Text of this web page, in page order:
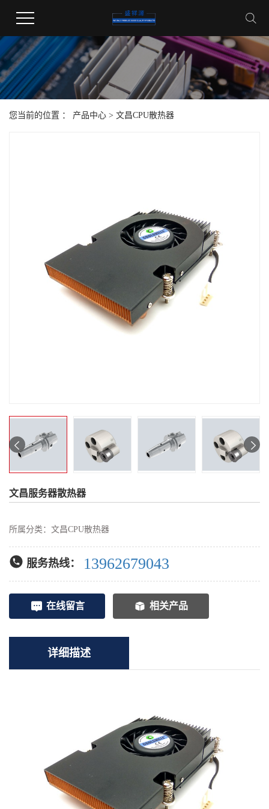
您当前的位置 ： 产品中心 > 文昌CPU散热器
文昌服务器散热器
所属分类： 文昌CPU散热器
服务热线： 13962679043
在线留言 相关产品
详细描述